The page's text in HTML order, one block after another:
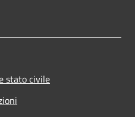
stato civile